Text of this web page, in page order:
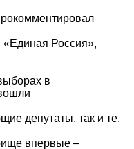
«Единая Россия»,
в
депутаты, так и те,
впервые –